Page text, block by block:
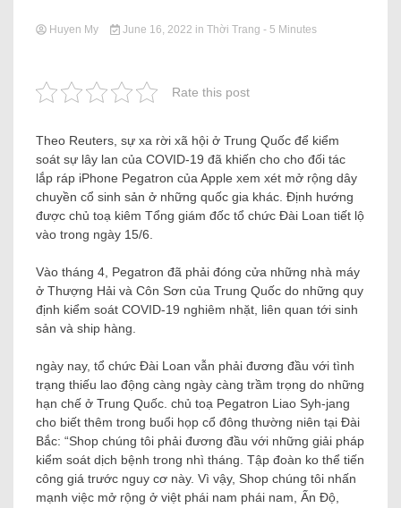
Huyen My June 16, 2022 in Thời Trang - 5 Minutes
Rate this post
Theo Reuters, sự xa rời xã hội ở Trung Quốc để kiểm
soát sự lây lan của COVID-19 đã khiến cho cho đối tác
lắp ráp iPhone Pegatron của Apple xem xét mở rộng dây
chuyền cổ sinh sản ở những quốc gia khác. Định hướng
được chủ toạ kiêm Tổng giám đốc tổ chức Đài Loan tiết lộ
vào trong ngày 15/6.
Vào tháng 4, Pegatron đã phải đóng cửa những nhà máy
ở Thượng Hải và Côn Sơn của Trung Quốc do những quy
định kiểm soát COVID-19 nghiêm nhặt, liên quan tới sinh
sản và ship hàng.
ngày nay, tổ chức Đài Loan vẫn phải đương đầu với tình
trạng thiếu lao động càng ngày càng trầm trọng do những
hạn chế ở Trung Quốc. chủ toạ Pegatron Liao Syh-jang
cho biết thêm trong buổi họp cổ đông thường niên tại Đài
Bắc: “Shop chúng tôi phải đương đầu với những giải pháp
kiểm soát dịch bệnh trong nhì tháng. Tập đoàn ko thể tiến
công giá trước nguy cơ này. Vì vậy, Shop chúng tôi nhấn
mạnh việc mở rộng ở việt phái nam phái nam, Ấn Độ,